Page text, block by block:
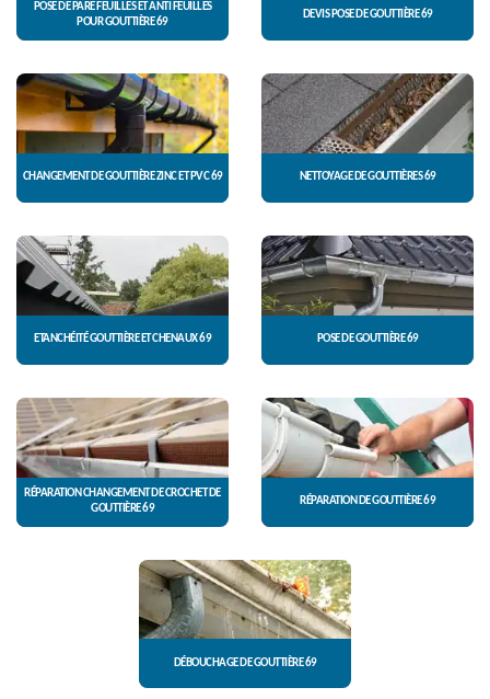
POSE DE PARE FEUILLES ET ANTI FEUILLES
POUR GOUTTIÈRE 69
DEVIS POSE DE GOUTTIÈRE 69
CHANGEMENT DE GOUTTIÈRE ZINC ET PVC 69 NETTOYAGE DE GOUTTIÈRES 69
ETANCHÉITÉ GOUTTIÈRE ET CHENAUX 69 POSE DE GOUTTIÈRE 69
RÉPARATION CHANGEMENT DE CROCHET DE
GOUTTIÈRE 69
RÉPARATION DE GOUTTIÈRE 69
DÉBOUCHAGE DE GOUTTIÈRE 69